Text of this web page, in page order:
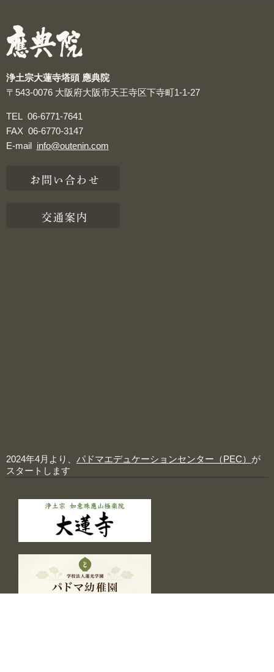
浄土宗大蓮寺塔頭 應典院
〒543-0076 大阪府大阪市天王寺区下寺町1-1-27
TEL 06-6771-7641
FAX 06-6770-3147
E-mail info@outenin.com
お問い合わせ
交通案内
2024年4月より、 パドマエデュケーションセンター（PEC） が
スタートします